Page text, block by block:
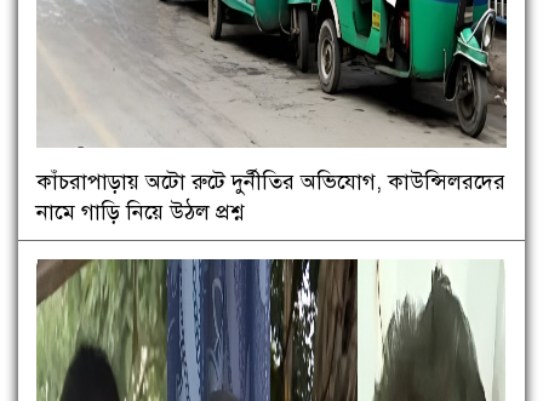
কাঁচরাপাড়ায় অটো রুটে দুর্নীতির অভিযোগ, কাউন্সিলরদের
নামে গাড়ি নিয়ে উঠল প্রশ্ন